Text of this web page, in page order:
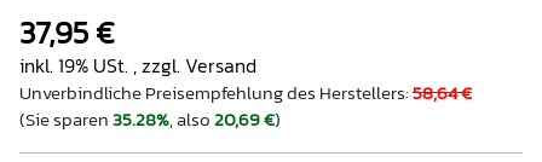
37,95 €
inkl. 19% USt. , zzgl. Versand
Unverbindliche Preisempfehlung des Herstellers:58,64 €
(Sie sparen35.28%, also20,69 €)